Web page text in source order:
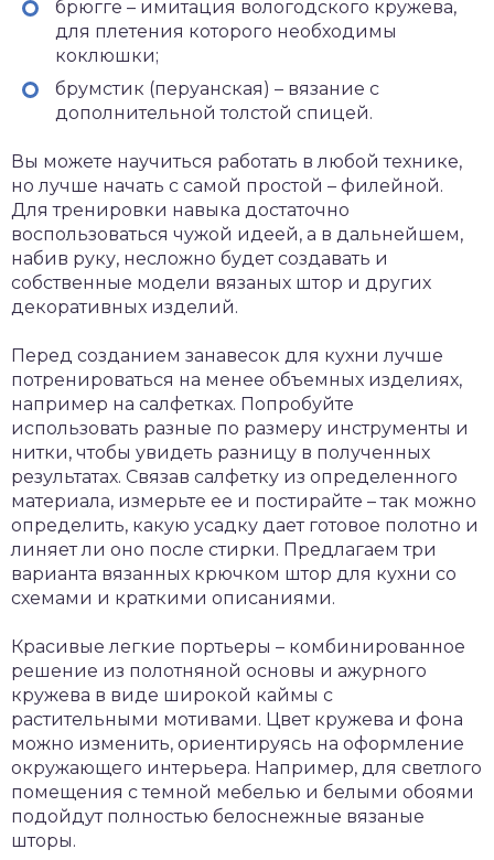
брюгге – имитация вологодского кружева,
для плетения которого необходимы
коклюшки;
брумстик (перуанская) – вязание с
дополнительной толстой спицей.
Вы можете научиться работать в любой технике,
но лучше начать с самой простой – филейной.
Для тренировки навыка достаточно
воспользоваться чужой идеей, а в дальнейшем,
набив руку, несложно будет создавать и
собственные модели вязаных штор и других
декоративных изделий.
Перед созданием занавесок для кухни лучше
потренироваться на менее объемных изделиях,
например на салфетках. Попробуйте
использовать разные по размеру инструменты и
нитки, чтобы увидеть разницу в полученных
результатах. Связав салфетку из определенного
материала, измерьте ее и постирайте – так можно
определить, какую усадку дает готовое полотно и
линяет ли оно после стирки. Предлагаем три
варианта вязанных крючком штор для кухни со
схемами и краткими описаниями.
Красивые легкие портьеры – комбинированное
решение из полотняной основы и ажурного
кружева в виде широкой каймы с
растительными мотивами. Цвет кружева и фона
можно изменить, ориентируясь на оформление
окружающего интерьера. Например, для светлого
помещения с темной мебелью и белыми обоями
подойдут полностью белоснежные вязаные
шторы.